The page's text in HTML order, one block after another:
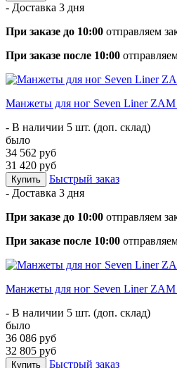
- Доставка 3 дня
При заказе до 10:00 отправляем
При заказе после 10:00
Манжеты для ног Seven Liner
- В наличии 5 шт. (доп. склад)
было
34 562 руб
31 420 руб
Купить
Быстрый заказ
- Доставка 3 дня
При заказе до 10:00 отправляем
При заказе после 10:00
Манжеты для ног Seven Liner
- В наличии 5 шт. (доп. склад)
было
36 086 руб
32 805 руб
Купить Быстрый заказ